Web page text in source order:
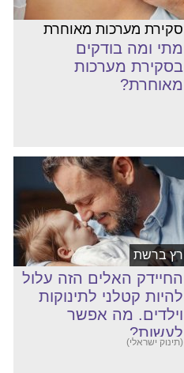
סקירת מערכות מאוחרת
מתי ומה בודקים
בסקירת מערכות
מאוחרת?
רץ ברשת
החיידק האלים הזה עלול
להיות קטלני לתינוקות
וילדים. מה אפשר
לעשות?
(תינוק ישראלי)